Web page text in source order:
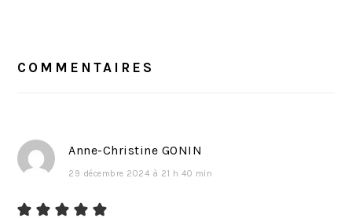
p
c
é
e
LECTEUR
COMMENTAIRES
Anne-Christine GONIN
29 décembre 2024 à 21 h 40 min